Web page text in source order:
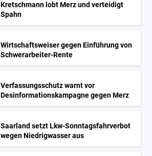
Kretschmann lobt Merz und verteidigt
Spahn
Wirtschaftsweiser gegen Einführung von
Schwerarbeiter-Rente
Verfassungsschutz warnt vor
Desinformationskampagne gegen Merz
Saarland setzt Lkw-Sonntagsfahrverbot
wegen Niedrigwasser aus